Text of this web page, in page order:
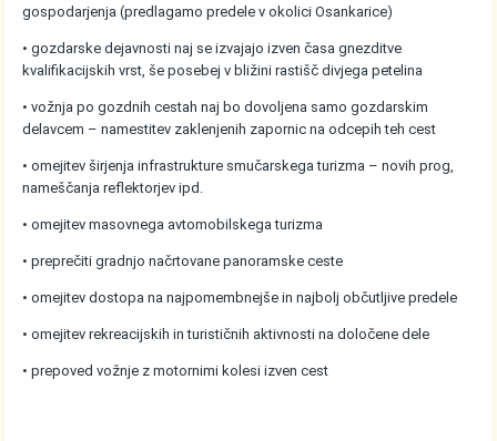
gospodarjenja (predlagamo predele v okolici Osankarice)
• gozdarske dejavnosti naj se izvajajo izven časa gnezditve
kvalifikacijskih vrst, še posebej v bližini rastišč divjega petelina
• vožnja po gozdnih cestah naj bo dovoljena samo gozdarskim
delavcem – namestitev zaklenjenih zapornic na odcepih teh cest
• omejitev širjenja infrastrukture smučarskega turizma – novih prog,
nameščanja reflektorjev ipd.
• omejitev masovnega avtomobilskega turizma
• preprečiti gradnjo načrtovane panoramske ceste
• omejitev dostopa na najpomembnejše in najbolj občutljive predele
• omejitev rekreacijskih in turističnih aktivnosti na določene dele
• prepoved vožnje z motornimi kolesi izven cest